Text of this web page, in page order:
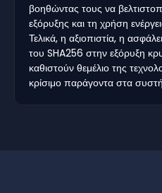
βοηθώντας τους να
εξόρυξης και τη χρήση
Τελικά, η αξιοπιστία, η
του SHA256 στην εξόρυξη
καθιστούν θεμέλιο της
κρίσιμο παράγοντα στα